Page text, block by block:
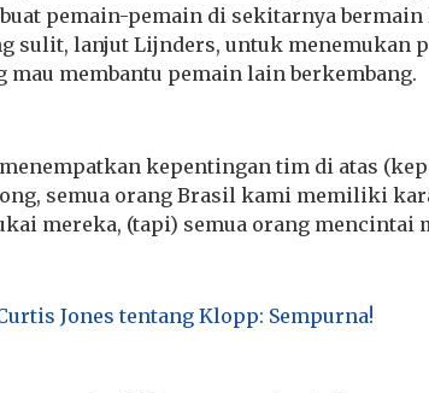
pemain-pemain di sekitarnya bermain
sulit, lanjut Lijnders, untuk menemukan
mau membantu pemain lain berkembang.
kepentingan tim di atas
semua orang Brasil kami memiliki
mereka, (tapi) semua orang mencintai
Jones tentang Klopp: Sempurna!